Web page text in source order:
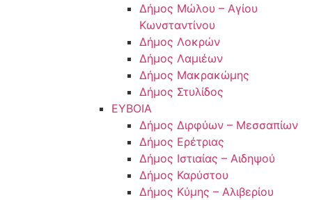
Δήμος Μώλου – Αγίου
Κωνσταντίνου
Δήμος Λοκρών
Δήμος Λαμιέων
Δήμος Μακρακώμης
Δήμος Στυλίδος
ΕΥΒΟΙΑ
Δήμος Διρφύων – Μεσσαπίων
Δήμος Ερέτριας
Δήμος Ιστιαίας – Αιδηψού
Δήμος Καρύστου
Δήμος Κύμης – Αλιβερίου